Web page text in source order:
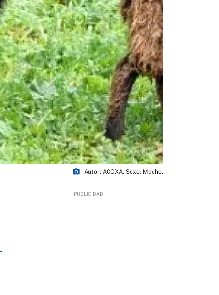
photo_camera Autor: ACOXA. Sexo: Macho.